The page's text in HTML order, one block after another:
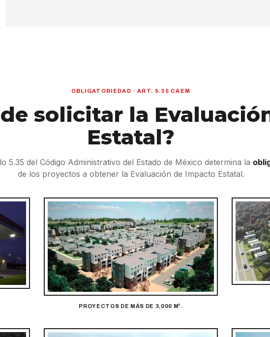
OBLIGATORIEDAD · ART. 5.35 CAEM
solicitar la
Estatal?
5.35 del Código Administrativo del Estado de México determina la
de los proyectos a obtener la Evaluación de Impacto Estatal.
PROYECTOS DE MÁS DE 3,000 M².